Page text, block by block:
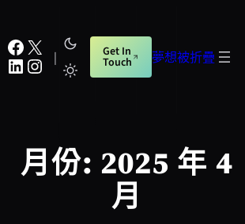
至
主
要
夢想被折疊
Facebook X
LinkedIn Instagram | Get In
Touch
月份: 2025 年 4
月